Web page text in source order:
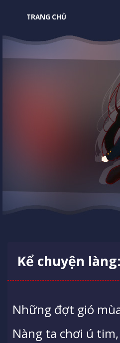
TRANG CHỦ
Kể chuyện
Những đợt gió
Nàng ta chơi ú